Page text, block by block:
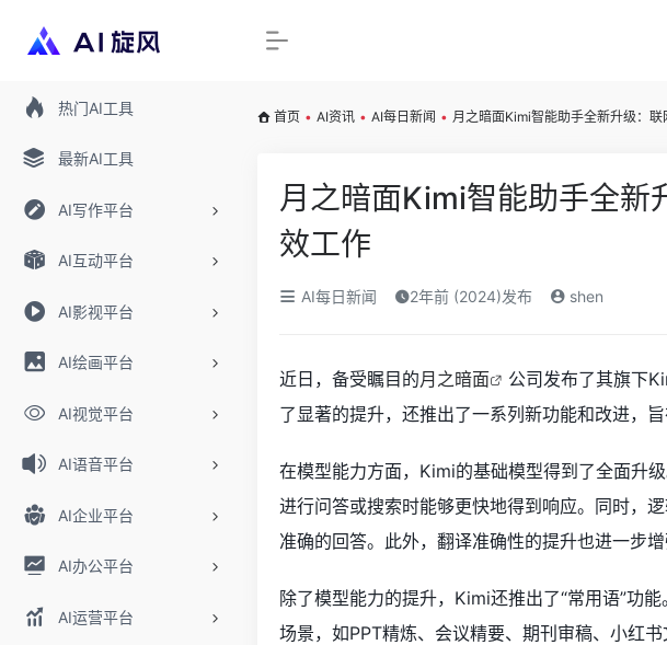
热门AI工具
最新AI工具
AI写作平台
AI互动平台
AI影视平台
AI绘画平台
AI视觉平台
AI语音平台
AI企业平台
AI办公平台
AI运营平台
首页 • AI资讯 • AI每日新闻 • 月之暗面Kimi智能助手全新升级：
月之暗面Kimi智能助手全新
效工作
AI每日新闻 2年前 (2024)发布 shen
近日，备受瞩目的月之暗面 公司发布了其旗下
了显著的提升，还推出了一系列新功能和改进，
在模型能力方面，Kimi的基础模型得到了全面升
进行问答或搜索时能够更快地得到响应。同时，
准确的回答。此外，翻译准确性的提升也进一步
除了模型能力的提升，Kimi还推出了“常用语”功
场景，如PPT精炼、会议精要、期刊审稿、小红